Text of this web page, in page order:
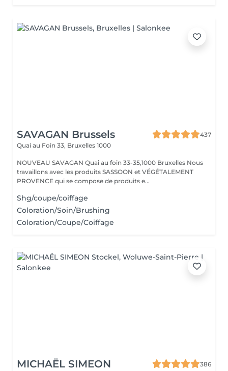
SAVAGAN Brussels
437
Quai au Foin 33, Bruxelles 1000
NOUVEAU SAVAGAN Quai au foin 33-35,1000 Bruxelles Nous
travaillons avec les produits SASSOON et VÉGÉTALEMENT
PROVENCE qui se compose de produits e...
Shg/coupe/coiffage
Coloration/Soin/Brushing
Coloration/Coupe/Coiffage
MICHAËL SIMEON
386